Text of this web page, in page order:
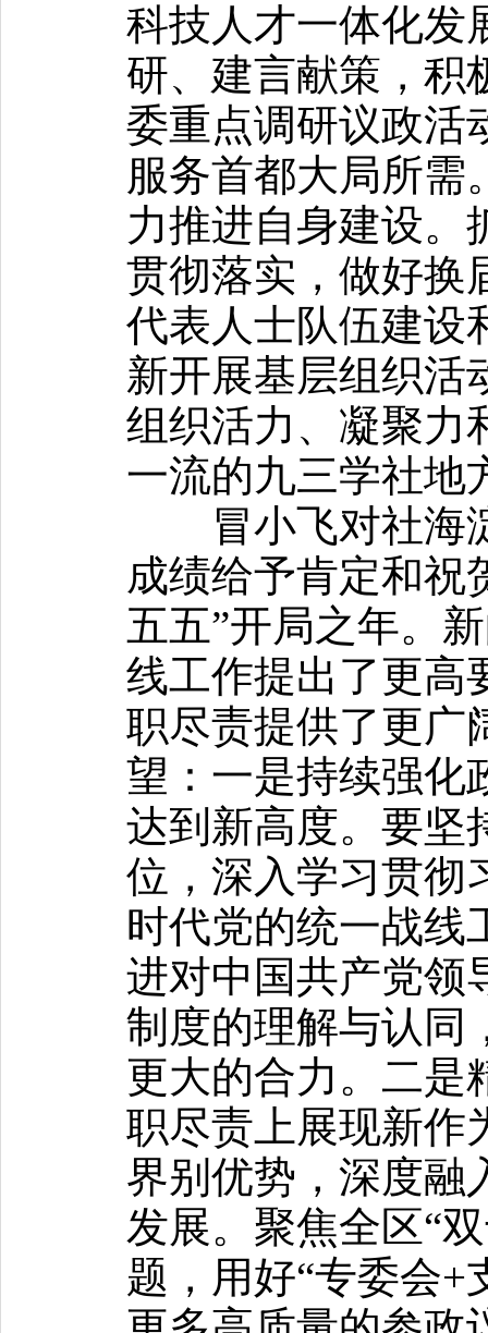
科技人才一体化发
研、建言献策，积
委重点调研议政活
服务首都大局所需
力推进自身建设。
贯彻落实，做好换
代表人士队伍建设
新开展基层组织活
组织活力、凝聚力
一流的九三学社地
冒小飞对社海淀
成绩给予肯定和祝
五五”开局之年。
线工作提出了更高
职尽责提供了更广
望：一是持续强化
达到新高度。要坚
位，深入学习贯彻
时代党的统一战线
进对中国共产党领
制度的理解与认同
更大的合力。二是
职尽责上展现新作
界别优势，深度融
发展。聚焦全区“
题，用好“专委会+